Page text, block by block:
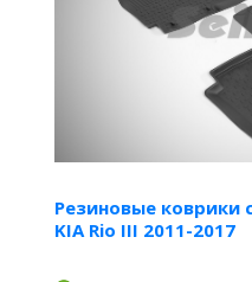
Резиновые
KIA Rio III 2011-2017